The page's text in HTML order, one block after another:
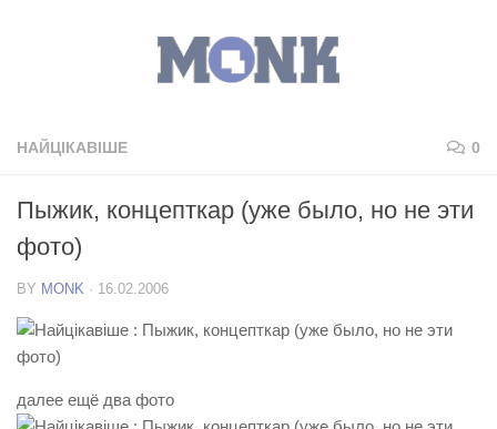
НАЙЦІКАВІШЕ 0
Пыжик, концепткар (уже было, но не эти
фото)
BY MONK · 16.02.2006
далее ещё два фото